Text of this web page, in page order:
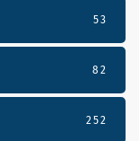
53
82
252